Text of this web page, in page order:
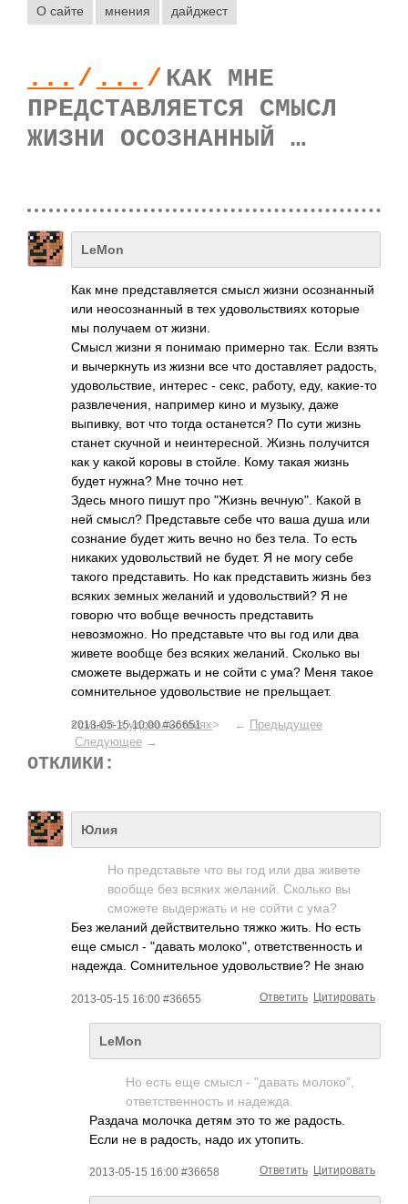
О сайте мнения дайджест
... / ... / КАК МНЕ
ПРЕДСТАВЛЯЕТСЯ СМЫСЛ
ЖИЗНИ ОСОЗНАННЫЙ …
LeMon
Как мне представляется смысл жизни осознанный
или неосознанный в тех удовольствиях которые
мы получаем от жизни.
Смысл жизни я понимаю примерно так. Если взять
и вычеркнуть из жизни все что доставляет радость,
удовольствие, интерес - секс, работу, еду, какие-то
развлечения, например кино и музыку, даже
выпивку, вот что тогда останется? По сути жизнь
станет скучной и неинтересной. Жизнь получится
как у какой коровы в стойле. Кому такая жизнь
будет нужна? Мне точно нет.
Здесь много пишут про "Жизнь вечную". Какой в
ней смысл? Представьте себе что ваша душа или
сознание будет жить вечно но без тела. То есть
никаких удовольствий не будет. Я не могу себе
такого представить. Но как представить жизнь без
всяких земных желаний и удовольствий? Я не
говорю что вобще вечность представить
невозможно. Но представьте что вы год или два
живете вообще без всяких желаний. Сколько вы
сможете выдержать и не сойти с ума? Меня такое
сомнительное удовольствие не прельщает.
2013-05-15 10:00 #36651
<смысл в удовольствиях> ← Предыдущее
Следующее →
ОТКЛИКИ:
Юлия
Но представьте что вы год или два живете
вообще без всяких желаний. Сколько вы
сможете выдержать и не сойти с ума?
Без желаний действительно тяжко жить. Но есть
еще смысл - "давать молоко", ответственность и
надежда. Сомнительное удовольствие? Не знаю
2013-05-15 16:00 #36655 Цитировать
Ответить
LeMon
Но есть еще смысл - "давать молоко",
ответственность и надежда.
Раздача молочка детям это то же радость.
Если не в радость, надо их утопить.
2013-05-15 16:00 #36658 Цитировать
Ответить